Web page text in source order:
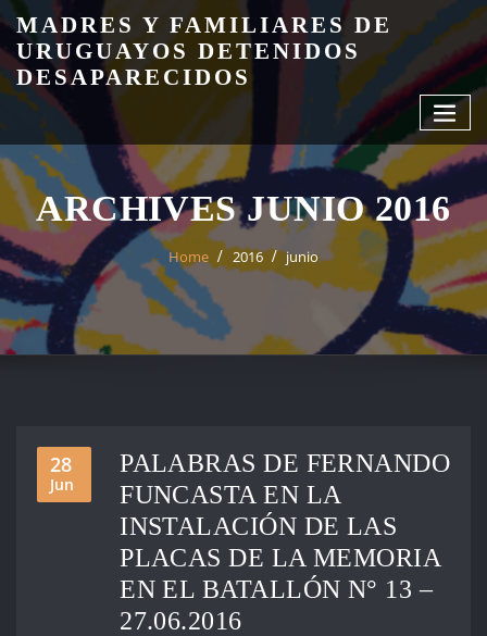
Skip
content
MADRES Y FAMILIARES DE
URUGUAYOS DETENIDOS
DESAPARECIDOS
ARCHIVES JUNIO 2016
Home 2016 junio
28
Jun
PALABRAS DE FERNANDO
FUNCASTA EN LA
INSTALACIÓN DE LAS
PLACAS DE LA MEMORIA
EN EL BATALLÓN N° 13 –
27.06.2016